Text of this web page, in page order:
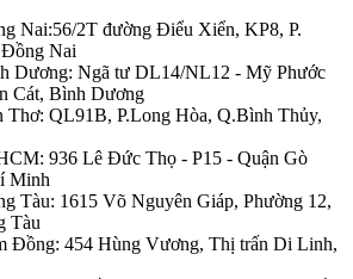
Nai:56/2T đường Điểu Xiển, KP8, P.
Nai
Dương: Ngã tư DL14/NL12 - Mỹ Phước
Cát, Bình Dương
Thơ: QL91B, P.Long Hòa, Q.Bình Thủy,
936 Lê Đức Thọ - P15 - Quận Gò
Minh
Tàu: 1615 Võ Nguyên Giáp, Phường 12,
Tàu
Đồng: 454 Hùng Vương, Thị trấn Di Linh,